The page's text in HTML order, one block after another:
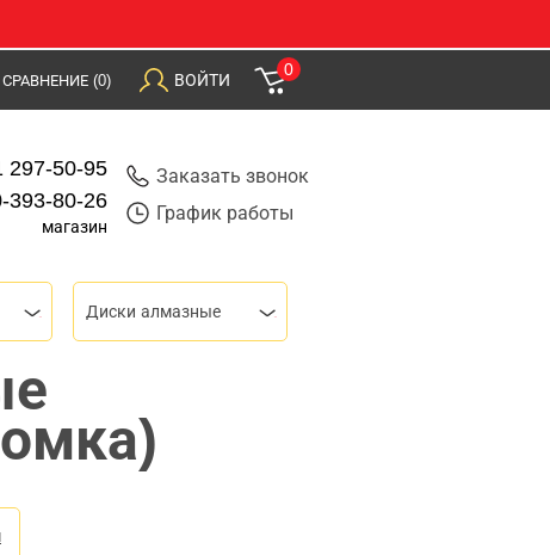
СРАВНЕНИЕ (0) ВОЙТИ
0
297-50-95
393-80-26
магазин
Заказать звонок
График работы
Диски алмазные